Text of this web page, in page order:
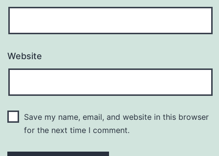
Website
Save my name, email, and website in this browser
for the next time I comment.